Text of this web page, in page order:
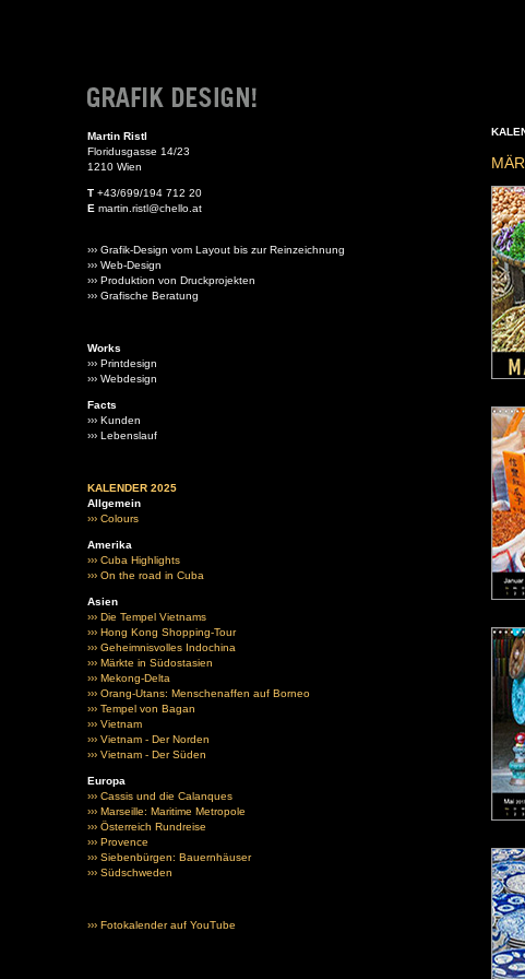
Martin Ristl
Floridusgasse 14/23
1210 Wien
T +43/699/194 712 20
E martin.ristl@chello.at
››› Grafik-Design vom Layout bis zur Reinzeichnung
››› Web-Design
››› Produktion von Druckprojekten
››› Grafische Beratung
Works
››› Printdesign
››› Webdesign
Facts
››› Kunden
››› Lebenslauf
KALENDER 2025
Allgemein
››› Colours
Amerika
››› Cuba Highlights
››› On the road in Cuba
Asien
››› Die Tempel Vietnams
››› Hong Kong Shopping-Tour
››› Geheimnisvolles Indochina
››› Märkte in Südostasien
››› Mekong-Delta
››› Orang-Utans: Menschenaffen auf Borneo
››› Tempel von Bagan
››› Vietnam
››› Vietnam - Der Norden
››› Vietnam - Der Süden
Europa
››› Cassis und die Calanques
››› Marseille: Maritime Metropole
››› Österreich Rundreise
››› Provence
››› Siebenbürgen: Bauernhäuser
››› Südschweden
››› Fotokalender auf YouTube